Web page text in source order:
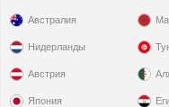
Австралия
Нидерланды
Австрия
Япония